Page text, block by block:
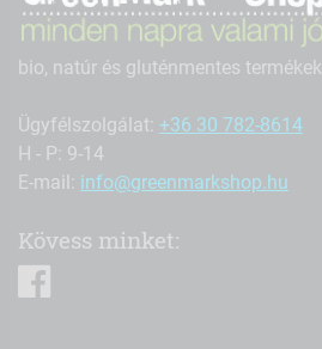
bio, natúr és gluténmentes termékek
Ügyfélszolgálat: +36 30 782-8614
H - P: 9-14
E-mail: info@greenmarkshop.hu
Kövess minket: